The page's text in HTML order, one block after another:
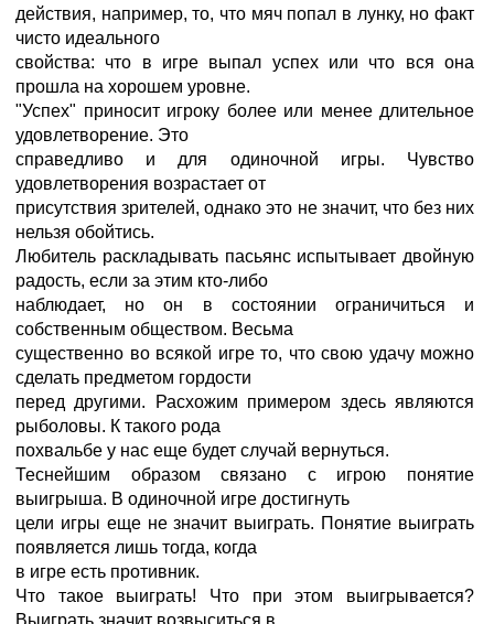
действия, например, то, что мяч попал в лунку, но факт
чисто идеального
свойства: что в игре выпал успех или что вся она
прошла на хорошем уровне.
"Успех" приносит игроку более или менее длительное
удовлетворение. Это
справедливо и для одиночной игры. Чувство
удовлетворения возрастает от
присутствия зрителей, однако это не значит, что без них
нельзя обойтись.
Любитель раскладывать пасьянс испытывает двойную
радость, если за этим кто-либо
наблюдает, но он в состоянии ограничиться и
собственным обществом. Весьма
существенно во всякой игре то, что свою удачу можно
сделать предметом гордости
перед другими. Расхожим примером здесь являются
рыболовы. К такого рода
похвальбе у нас еще будет случай вернуться.
Теснейшим образом связано с игрою понятие
выигрыша. В одиночной игре достигнуть
цели игры еще не значит выиграть. Понятие выиграть
появляется лишь тогда, когда
в игре есть противник.
Что такое выиграть! Что при этом выигрывается?
Выиграть значит возвыситься в